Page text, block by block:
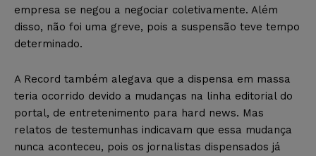
empresa se negou a negociar coletivamente. Além
disso, não foi uma greve, pois a suspensão teve tempo
determinado.
A Record também alegava que a dispensa em massa
teria ocorrido devido a mudanças na linha editorial do
portal, de entretenimento para hard news. Mas
relatos de testemunhas indicavam que essa mudança
nunca aconteceu, pois os jornalistas dispensados já